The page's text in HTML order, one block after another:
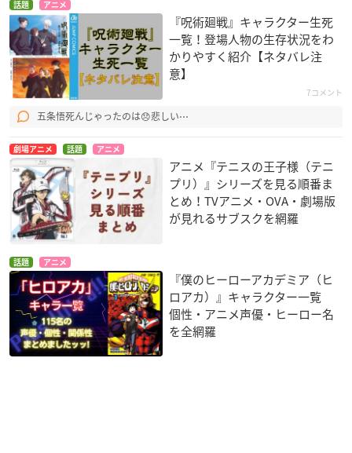
話題 アニメ
『呪術廻戦』キャラクター生死
一覧！登場人物の生存状況をわ
かりやすく紹介【ネタバレ注
意】
7コメント
五条悟死んじゃったのは😞悲しい⋯
劇場アニメ 話題 アニメ
アニメ『テニスの王子様（テニ
プリ）』シリーズを見る順番ま
とめ！TVアニメ・OVA・劇場版
が見れるサブスクを網羅
話題 アニメ
『僕のヒーローアカデミア（ヒ
ロアカ）』キャラクター一覧
個性・アニメ声優・ヒーロー名
を全網羅